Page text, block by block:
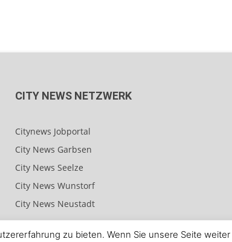
CITY NEWS NETZWERK
Citynews Jobportal
City News Garbsen
City News Seelze
City News Wunstorf
City News Neustadt
zu bieten. Wenn Sie unsere Seite